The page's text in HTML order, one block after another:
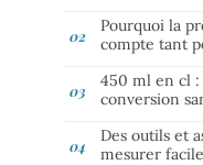
Pourquoi la
compte tant
450 ml en cl
conversion
Des outils et
mesurer